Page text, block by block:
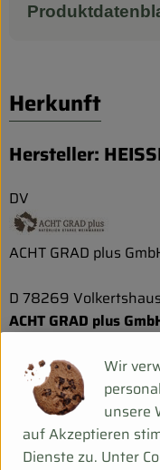
Herkunft
Hersteller:
DV
ACHT GRAD plus
D 78269
ACHT GRAD plus
Am Tisch mit
Weinberg – die
gepackt. Gestartet
ersten fertig
Die ersten
Wir
unsere
auf Akzeptieren
Dienste zu. Unter